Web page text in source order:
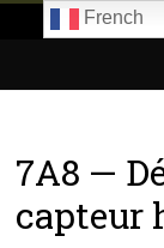
E85.com
passion
boîtier
7A8 —
capteur
French